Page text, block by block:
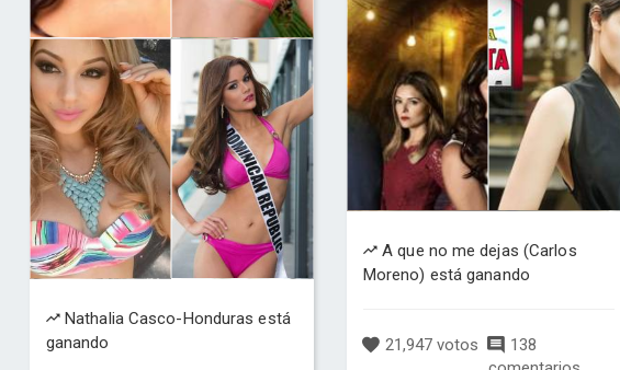
Nathalia Casco-Honduras está
ganando
A que no me dejas (Carlos
Moreno) está ganando
21,947 votos
138